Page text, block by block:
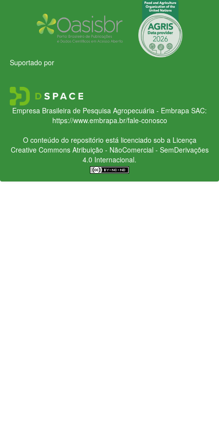
Suportado por
Empresa Brasileira de Pesquisa Agropecuária - Embrapa SAC:
https://www.embrapa.br/fale-conosco
O conteúdo do repositório está licenciado sob a Licença
Creative CommonsAtribuição - NãoComercial - SemDerivações
4.0 Internacional.